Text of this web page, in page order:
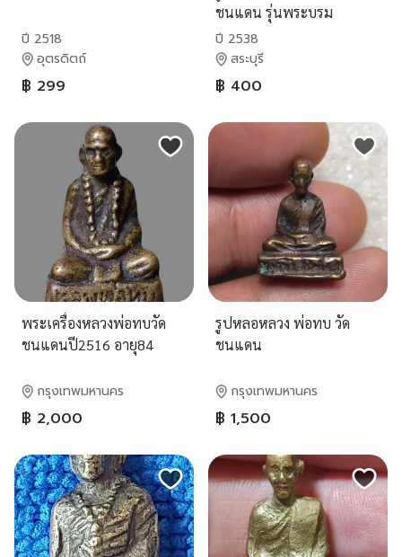
ปี 2518
อุตรดิตถ์
฿ 299
ชนแดน รุ่นพระบรม
สารีริกธาตุ หอสมุด
นานาชาติ เพชรบูรณ์
ปี 2538
สระบุรี
฿ 400
พระเครื่องหลวงพ่อทบวัด
ชนแดนปี2516 อายุ84
กรุงเทพมหานคร
฿ 2,000
รูปหลอหลวง พ่อทบ วัด
ชนแดน
กรุงเทพมหานคร
฿ 1,500